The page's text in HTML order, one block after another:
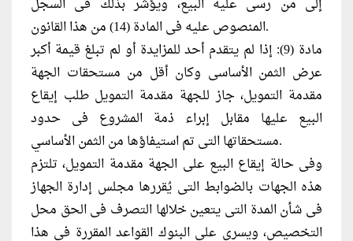
المنصوص عليه فى المادة (14) من هذا القانون.
مادة (9): إذا لم يتقدم أحد للمزايدة أو لم تبلغ قيمة أكبر
عرض الثمن الأساسى وكان أقل من مستحقات الجهة
مقدمة التمويل، جاز للجهة مقدمة التمويل طلب إيقاع
البيع عليها مقابل إبراء ذمة المشروع فى حدود
مستحقاتها التى تم استيفاؤها من الثمن الأساسي.
وفى حالة إيقاع البيع على الجهة مقدمة التمويل، تلتزم
هذه الجهات بالضوابط التى يُقررها مجلس إدارة الجهاز
فى شأن المدة التى يتعين خلالها التصرف فى الحق محل
التخصيص، ويسرى على البنوك القواعد المقررة فى هذا